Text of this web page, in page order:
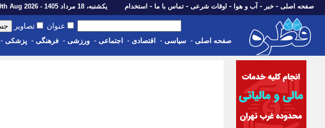
صفحه اصلی - خبر - آب و هوا - اوقات شرعی - تماس با ما - استخدام یکشنبه، 18 مرداد 1405 - Sun, 09th Aug 2026
عنوان تصاویر
صفحه اصلی - سیاسی - اقتصادی - اجتماعی - ورزشی - فرهنگی - پزشکی -